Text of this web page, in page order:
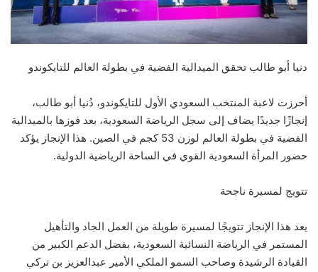
دنيا أبو طالب تحقق الميدالية الفضية في بطولة العالم للتايكوندو
أحرزت لاعبة المنتخب السعودي الأول للتايكوندو، دُنيا أبو طالب،
إنجازًا جديدًا يضاف إلى سجل الرياضة السعودية، بعد فوزها بالميدالية
الفضية في بطولة العالم لوزن 53 كجم في الصين. هذا الإنجاز يؤكد
حضور المرأة السعودية القوي في الساحة الرياضية الدولية.
تتويج لمسيرة ناجحة
يعد هذا الإنجاز تتويجًا لمسيرة طويلة من العمل الجاد والتأهيل
المستمر في الرياضة النسائية السعودية، بفضل الدعم الكبير من
القيادة الرشيدة وصاحب السمو الملكي الأمير عبدالعزيز بن تركي